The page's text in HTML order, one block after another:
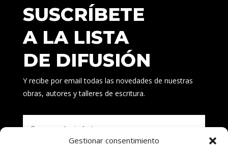
Gestionar consentimiento
SUSCRÍBETE
A LA LISTA
DE DIFUSIÓN
Y recibe por email todas las novedades de nuestras
obras, autores y talleres de escritura.